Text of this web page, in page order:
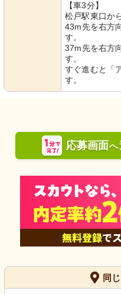
【車3分】
松戸駅東口か
43m先を右方
す。
37m先を右方
す。
すぐ進むと「
す。
応募画面へ
同